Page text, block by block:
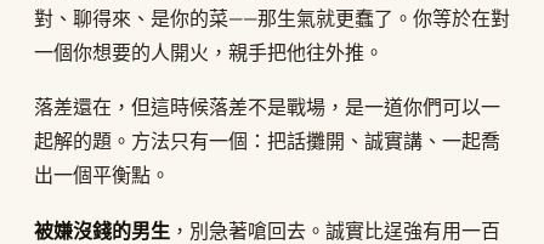
對、聊得來、是你的菜——那生氣就更蠢了。你等於在對
一個你想要的人開火，親手把他往外推。
落差還在，但這時候落差不是戰場，是一道你們可以一
起解的題。方法只有一個：把話攤開、誠實講、一起喬
出一個平衡點。
被嫌沒錢的男生 ，別急著嗆回去。誠實比逞強有用一百